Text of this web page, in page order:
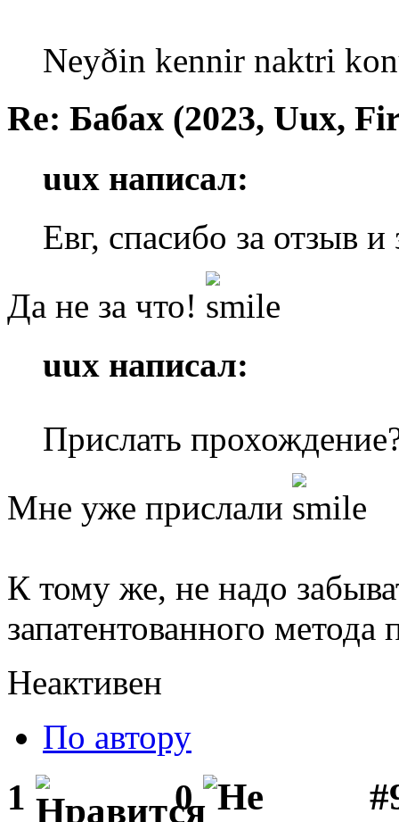
Neyðin kennir naktri
Re: Бабах (2023, Uux,
uux написал:
Евг, спасибо за отзыв и
Да не за что!
uux написал:
Прислать
Мне уже прислали
К тому же, не надо
запатентованного
Неактивен
По автору
1 0